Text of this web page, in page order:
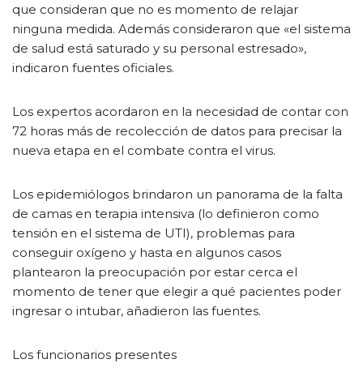
que consideran que no es momento de relajar
ninguna medida. Además consideraron que «el sistema
de salud está saturado y su personal estresado»,
indicaron fuentes oficiales.
Los expertos acordaron en la necesidad de contar con
72 horas más de recolección de datos para precisar la
nueva etapa en el combate contra el virus.
Los epidemiólogos brindaron un panorama de la falta
de camas en terapia intensiva (lo definieron como
tensión en el sistema de UTI), problemas para
conseguir oxígeno y hasta en algunos casos
plantearon la preocupación por estar cerca el
momento de tener que elegir a qué pacientes poder
ingresar o intubar, añadieron las fuentes.
Los funcionarios presentes